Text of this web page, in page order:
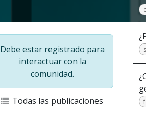
Debe estar registrado para
interactuar con la
comunidad.
Todas las publicaciones